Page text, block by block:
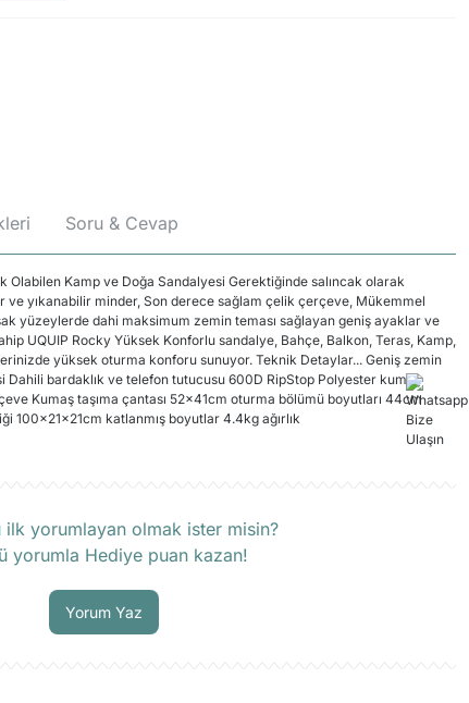
Soru & Cevap
Olabilen Kamp ve Doğa Sandalyesi Gerektiğinde salıncak olarak
ve yıkanabilir minder, Son derece sağlam çelik çerçeve, Mükemmel
yüzeylerde dahi maksimum zemin teması sağlayan geniş ayaklar ve
UQUIP Rocky Yüksek Konforlu sandalye, Bahçe, Balkon, Teras, Kamp,
yüksek oturma konforu sunuyor. Teknik Detaylar... Geniş zemin
Dahili bardaklık ve telefon tutucusu 600D RipStop Polyester kumaş
Kumaş taşıma çantası 52x41cm oturma bölümü boyutları 44cm
100x21x21cm katlanmış boyutlar 4.4kg ağırlık
ilk yorumlayan olmak ister misin?
yorumla Hediye puan kazan!
Yorum Yaz